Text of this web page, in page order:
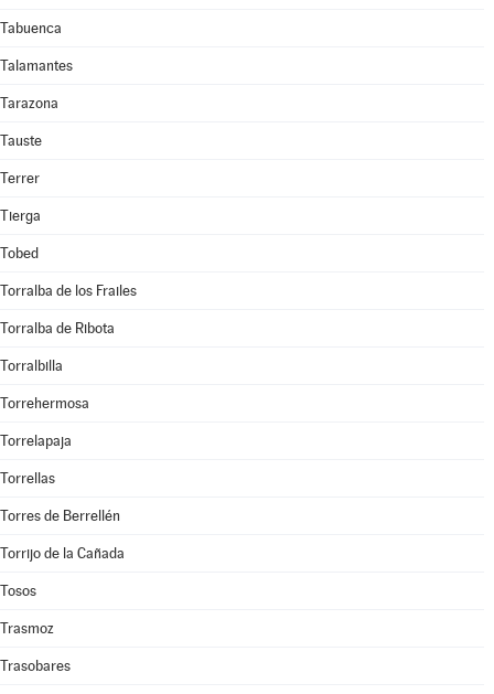
Tabuenca
Talamantes
Tarazona
Tauste
Terrer
Tierga
Tobed
Torralba de los Frailes
Torralba de Ribota
Torralbilla
Torrehermosa
Torrelapaja
Torrellas
Torres de Berrellén
Torrijo de la Cañada
Tosos
Trasmoz
Trasobares